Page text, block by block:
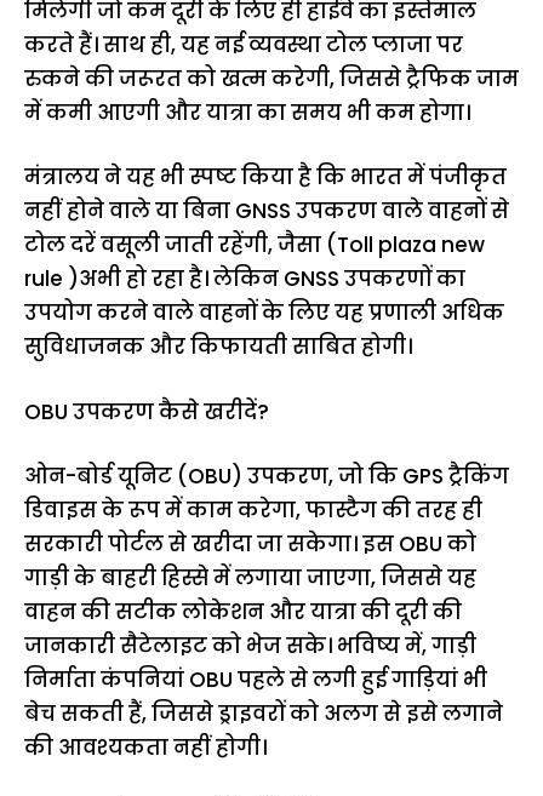
मिलेगी जो कम दूरी के लिए ही हाईवे का इस्तेमाल
करते हैं। साथ ही, यह नई व्यवस्था टोल प्लाजा पर
रुकने की जरूरत को खत्म करेगी, जिससे ट्रैफिक जाम
में कमी आएगी और यात्रा का समय भी कम होगा।
मंत्रालय ने यह भी स्पष्ट किया है कि भारत में पंजीकृत
नहीं होने वाले या बिना GNSS उपकरण वाले वाहनों से
टोल दरें वसूली जाती रहेंगी, जैसा (Toll plaza new
rule )अभी हो रहा है। लेकिन GNSS उपकरणों का
उपयोग करने वाले वाहनों के लिए यह प्रणाली अधिक
सुविधाजनक और किफायती साबित होगी।
OBU उपकरण कैसे खरीदें?
ओन-बोर्ड यूनिट (OBU) उपकरण, जो कि GPS ट्रैकिंग
डिवाइस के रूप में काम करेगा, फास्टैग की तरह ही
सरकारी पोर्टल से खरीदा जा सकेगा। इस OBU को
गाड़ी के बाहरी हिस्से में लगाया जाएगा, जिससे यह
वाहन की सटीक लोकेशन और यात्रा की दूरी की
जानकारी सैटेलाइट को भेज सके। भविष्य में, गाड़ी
निर्माता कंपनियां OBU पहले से लगी हुई गाड़ियां भी
बेच सकती हैं, जिससे ड्राइवरों को अलग से इसे लगाने
की आवश्यकता नहीं होगी।